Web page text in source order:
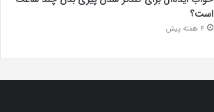
است؟
4 هفته پیش